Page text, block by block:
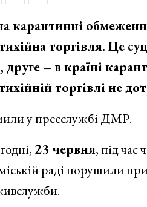
карантинні
торгівля. Це
друге – в країні
торгівлі не
у пресслужбі ДМР.
23 червня, під час
раді порушили